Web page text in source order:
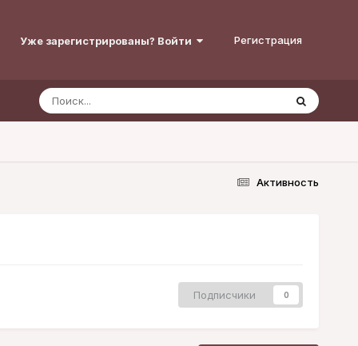
Уже зарегистрированы? Войти Регистрация
Активность
Подписчики 0